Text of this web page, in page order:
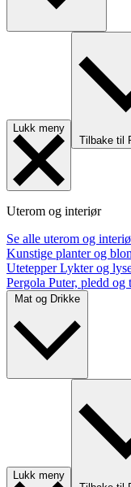
Lukk meny
Tilbake til
Uterom og interiør
Se alle uterom og
Kunstige planter og
UtetepperLykter og
Pergola Puter, pledd og
Lukk meny